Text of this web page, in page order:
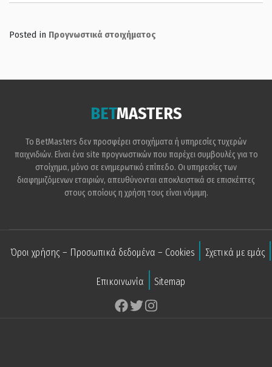
Posted in Προγνωστικά στοιχήματος
BETMASTERS
Το BetMasters δεν προσφέρει στοιχήματα ή υπηρεσίες τυχερών
παιχνιδιών. Είναι ένα site προγνωστικών που παρέχει συμβουλές για το
στοίχημα, μόνο σε ενημερωτικό επίπεδο. Οι υπηρεσίες των
διαφημιζόμενων εταιριών, απευθύνονται αποκλειστικά σε επισκέπτες
στους οποίους η χρήση τους είναι νόμιμη.
Όροι χρήσης – Προσωπικά δεδομένα – Cookies Σχετικά με εμάς
Επικοινωνία Sitemap